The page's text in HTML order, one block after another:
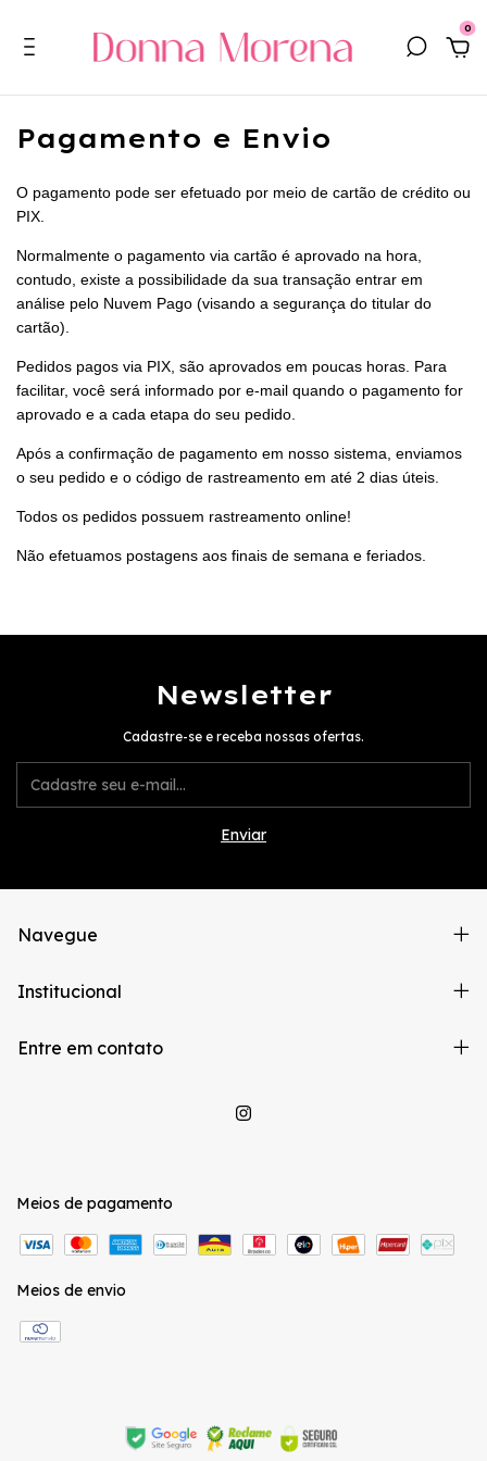
0
Pagamento e Envio
O pagamento pode ser efetuado por meio de cartão de crédito ou
PIX.
Normalmente o pagamento via cartão é aprovado na hora,
contudo, existe a possibilidade da sua transação entrar em
análise pelo Nuvem Pago (visando a segurança do titular do
cartão).
Pedidos pagos via PIX, são aprovados em poucas horas. Para
facilitar, você será informado por e-mail quando o pagamento for
aprovado e a cada etapa do seu pedido.
Após a confirmação de pagamento em nosso sistema, enviamos
o seu pedido e o código de rastreamento em até 2 dias úteis.
Todos os pedidos possuem rastreamento online!
Não efetuamos postagens aos finais de semana e feriados.
Newsletter
Cadastre-se e receba nossas ofertas.
Navegue
Institucional
Entre em contato
Meios de pagamento
Meios de envio